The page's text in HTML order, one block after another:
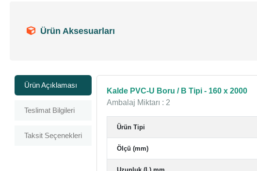
Ürün Aksesuarları
Ürün Açıklaması
Teslimat Bilgileri
Taksit Seçenekleri
Kalde PVC-U Boru / B Tipi - 160 x 2000
Ambalaj Miktarı : 2
Ürün Tipi
Ölçü (mm)